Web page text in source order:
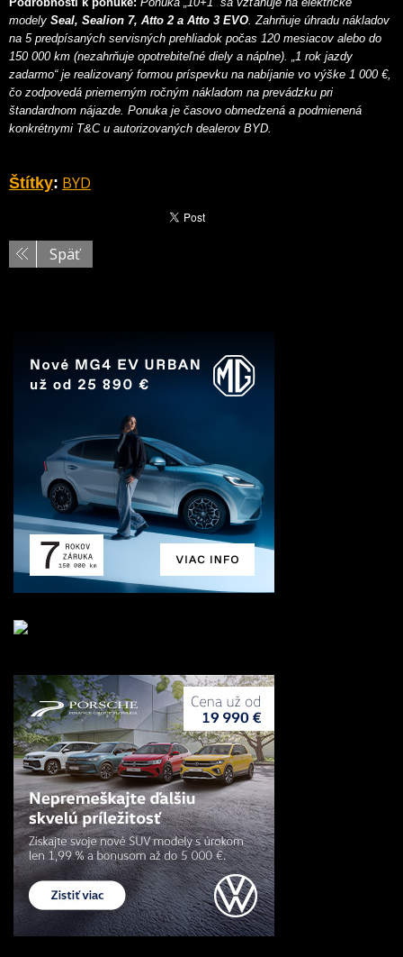
modely Seal, Sealion 7, Atto 2 a Atto 3 EVO. Zahrňuje úhradu nákladov
na 5 predpísaných servisných prehliadok počas 120 mesiacov alebo do
150 000 km (nezahrňuje opotrebiteľné diely a náplne). „1 rok jazdy
zadarmo“ je realizovaný formou príspevku na nabíjanie vo výške 1 000 €,
čo zodpovedá priemerným ročným nákladom na prevádzku pri
štandardnom nájazde. Ponuka je časovo obmedzená a podmienená
konkrétnymi T&C u autorizovaných dealerov BYD.
Štítky: BYD
Späť